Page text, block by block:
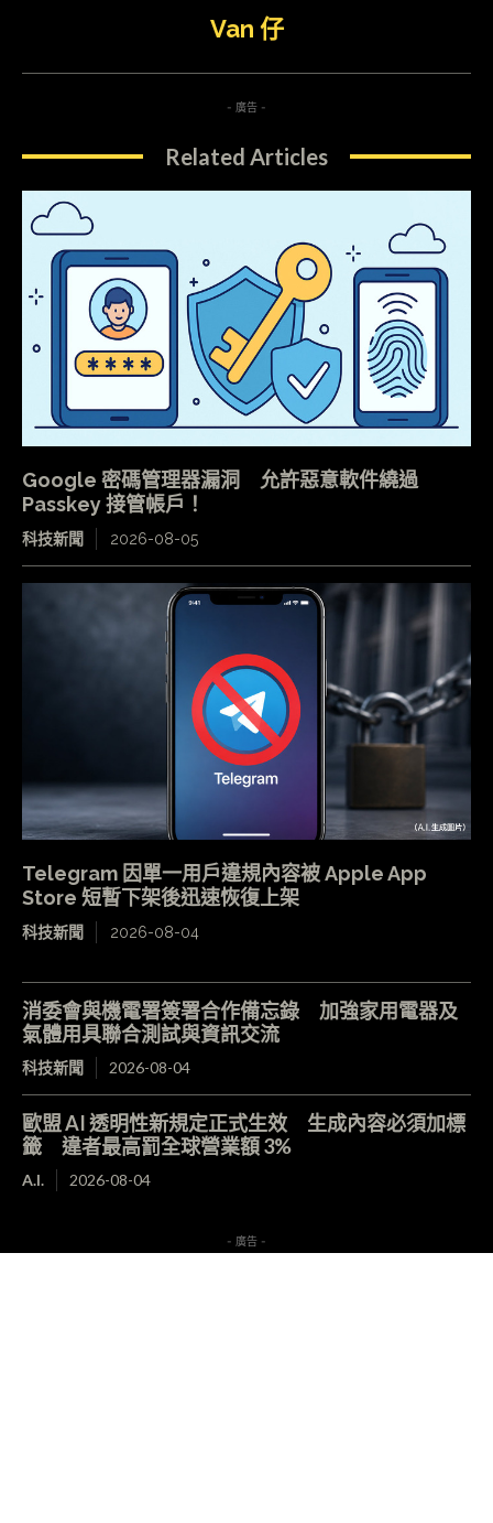
Van 仔
- 廣告 -
Related Articles
Google 密碼管理器漏洞 允許惡意軟件繞過
Passkey 接管帳戶！
科技新聞 2026-08-05
Telegram 因單一用戶違規內容被 Apple App
Store 短暫下架後迅速恢復上架
科技新聞 2026-08-04
消委會與機電署簽署合作備忘錄 加強家用電器及
氣體用具聯合測試與資訊交流
科技新聞 2026-08-04
歐盟 AI 透明性新規定正式生效 生成內容必須加標
籤 違者最高罰全球營業額 3%
A.I. 2026-08-04
- 廣告 -